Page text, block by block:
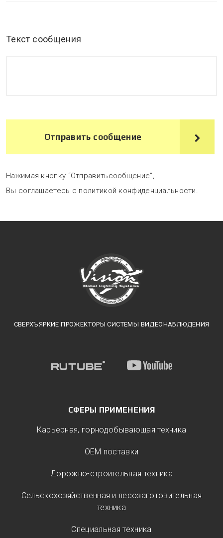
Текст сообщения
Отправить сообщение
Нажимая кнопку “Отправитьсообщение”,
Вы соглашаетесь с политикой конфиденциальности.
СВЕРХЪЯРКИЕ ПРОЖЕКТОРЫ СИСТЕМЫ ВИДЕОНАБЛЮДЕНИЯ
СФЕРЫ ПРИМЕНЕНИЯ
Карьерная, горнодобывающая техника
ОЕМ поставки
Дорожно-строительная техника
Сельскохозяйственная и лесозаготовительная
техника
Специальная техника